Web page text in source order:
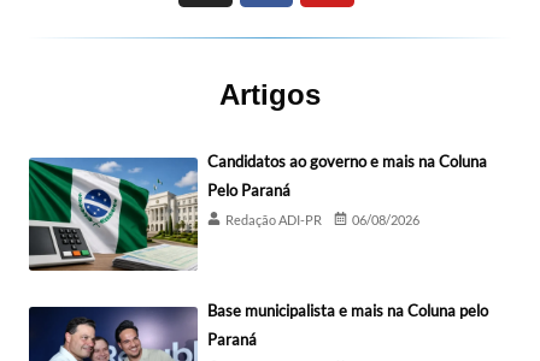
Artigos
Candidatos ao governo e mais na Coluna
Pelo Paraná
Redação ADI-PR 06/08/2026
Base municipalista e mais na Coluna pelo
Paraná